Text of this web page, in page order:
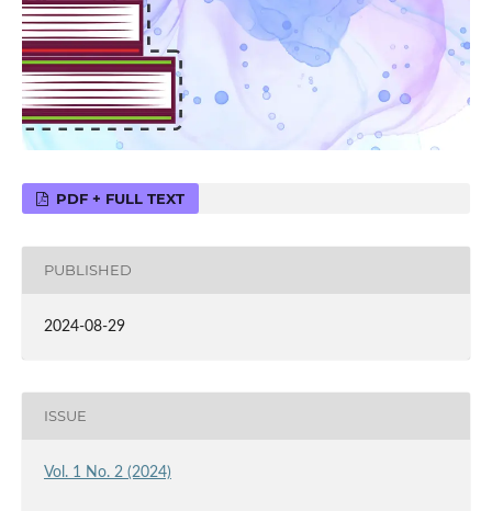
PDF + FULL TEXT
PUBLISHED
2024-08-29
ISSUE
Vol. 1 No. 2 (2024)